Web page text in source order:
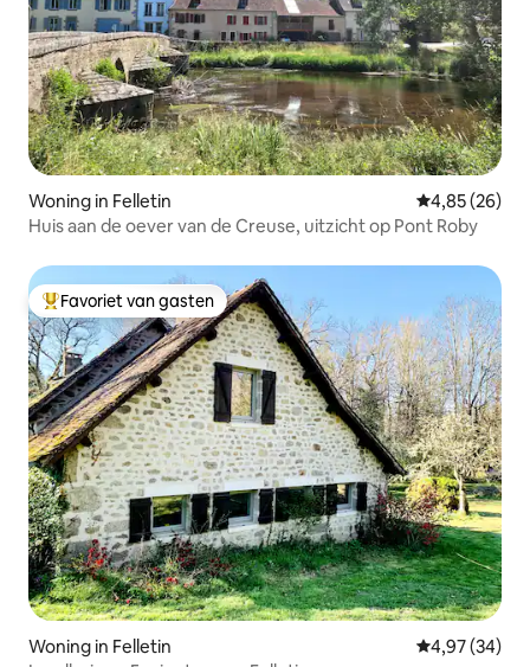
Woning in Felletin Gemiddelde
4,85 (26)
Huis aan de oever van de Creuse, uitzicht op Pont Roby
Topfavoriet van gasten
Favoriet van gasten
Woning in Felletin Gemiddelde
4,97 (34)